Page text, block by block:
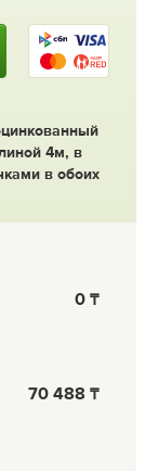
4м, в
в обоих
0
70 488